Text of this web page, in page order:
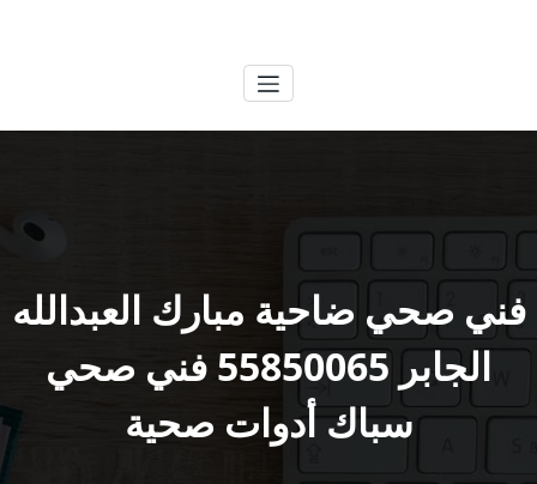
فني صحي ضاحية مبارك العبدالله
الجابر 55850065 فني صحي
سباك أدوات صحية